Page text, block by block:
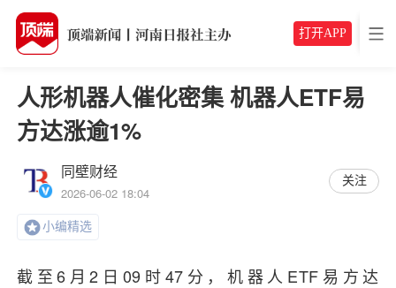
打开APP
人形机器人催化密集 机器人ETF易
方达涨逾1%
同壁财经
2026-06-02 18:04
关注
小编精选
截至6月2日09时47分，机器人ETF易方达